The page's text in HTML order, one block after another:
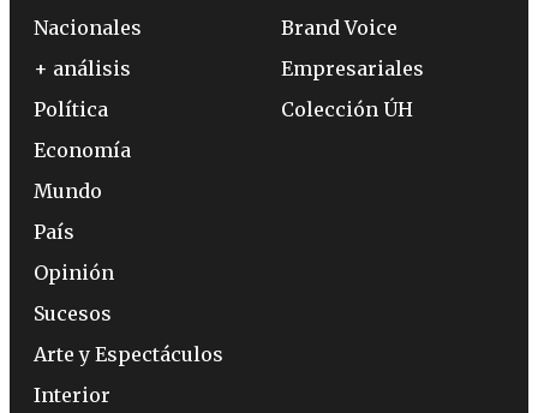
Nacionales
+ análisis
Política
Economía
Mundo
País
Opinión
Sucesos
Arte y Espectáculos
Interior
Brand Voice
Empresariales
Colección ÚH